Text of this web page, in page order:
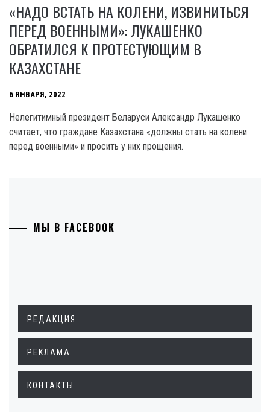
«НАДО ВСТАТЬ НА КОЛЕНИ, ИЗВИНИТЬСЯ
ПЕРЕД ВОЕННЫМИ»: ЛУКАШЕНКО
ОБРАТИЛСЯ К ПРОТЕСТУЮЩИМ В
КАЗАХСТАНЕ
6 ЯНВАРЯ, 2022
Нелегитимный президент Беларуси Александр Лукашенко
считает, что граждане Казахстана «должны стать на колени
перед военными» и просить у них прощения.
МЫ В FACEBOOK
РЕДАКЦИЯ
РЕКЛАМА
КОНТАКТЫ